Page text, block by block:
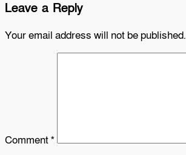
Leave a Reply
Your email address will not be published.
Comment*